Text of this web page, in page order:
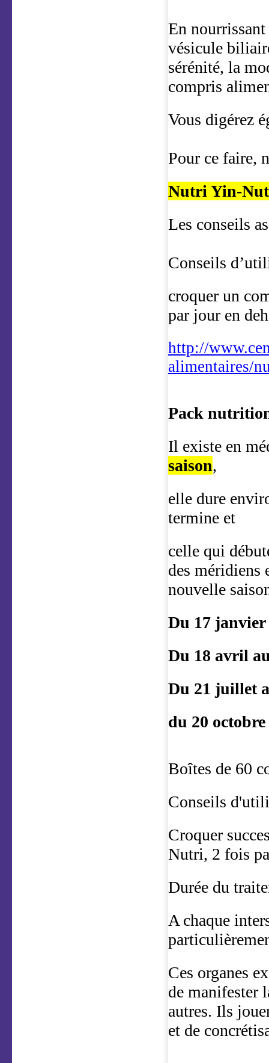
En
vésicule
sérénité, la
compris
Vous digérez
Pour ce faire,
Nutri Yin-
Les conseils
Conseils
croquer un
par jour en
http://
alimentaires/
Pack
Il existe en
saison,
elle dure
termine et
celle qui
des méridiens
nouvelle
Du 17
Du 18 avril
Du 21 juillet
du 20
Boîtes de 60
Conseils
Croquer
Nutri, 2 fois
Durée du
A chaque
Ces organes
de manifester
autres. Ils
et de